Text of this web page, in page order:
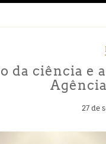
da ciência e
27 de